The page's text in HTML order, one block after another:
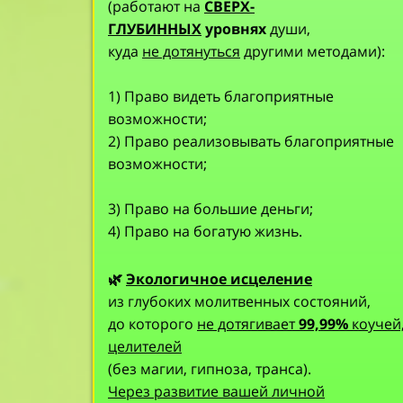
(работают на СВЕРХ-
ГЛУБИННЫХуровняхдуши,
куда не дотянуться другими методами):
1) Право видеть благоприятные
возможности;
2) Право реализовывать благоприятные
возможности;
3) Право на большие деньги;
4) Право на богатую жизнь.
🌿Экологичное исцеление
из глубоких молитвенных состояний,
до которого не дотягивает99,99%
целителей
(без магии, гипноза, транса).
Через развитие вашей личной